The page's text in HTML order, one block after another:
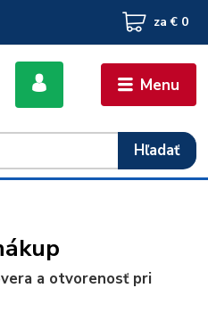
Menu
Hľadať
za € 0
a otvorenosť pri